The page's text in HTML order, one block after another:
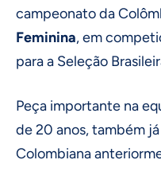
campeonato da
Feminina, em
para a Seleção
Peça importante na
de 20 anos, também
Colombiana